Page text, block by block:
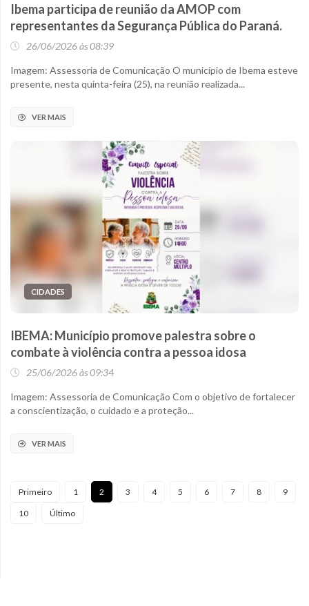
Ibema participa de reunião da AMOP com
representantes da Segurança Pública do Paraná.
26/06/2026 às 08:39
Imagem: Assessoria de Comunicação O município de Ibema esteve
presente, nesta quinta-feira (25), na reunião realizada...
VER MAIS
CIDADES
IBEMA: Município promove palestra sobre o
combate à violência contra a pessoa idosa
25/06/2026 às 09:34
Imagem: Assessoria de Comunicação Com o objetivo de fortalecer
a conscientização, o cuidado e a proteção...
VER MAIS
Primeiro 1 2 3 4 5 6 7 8 9
10 Último